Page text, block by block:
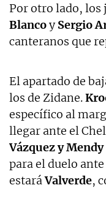
Por otro lado,
BlancoySergio
canteranos que
El apartado de
los de Zidane.
específico al
llegar ante el
Vázquez y Mendy
para el duelo
estaráValverde,